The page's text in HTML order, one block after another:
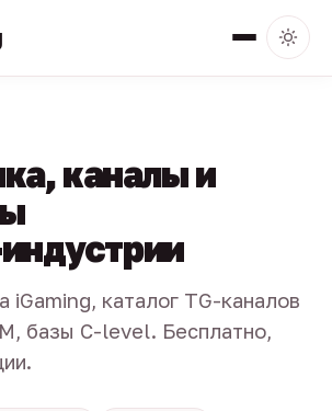
каналы и
iGaming, каталог TG-каналов
базы C-level. Бесплатно,